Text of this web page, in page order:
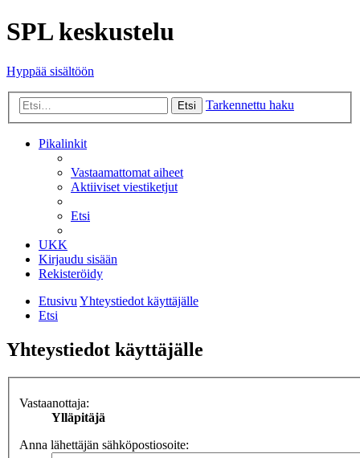
SPL keskustelu
Hyppää sisältöön
Etsi Tarkennettu haku
Pikalinkit
Vastaamattomat aiheet
Aktiiviset viestiketjut
Etsi
UKK
Kirjaudu sisään
Rekisteröidy
EtusivuYhteystiedot käyttäjälle
Etsi
Yhteystiedot käyttäjälle
Vastaanottaja:
Ylläpitäjä
Anna lähettäjän sähköpostiosoite: